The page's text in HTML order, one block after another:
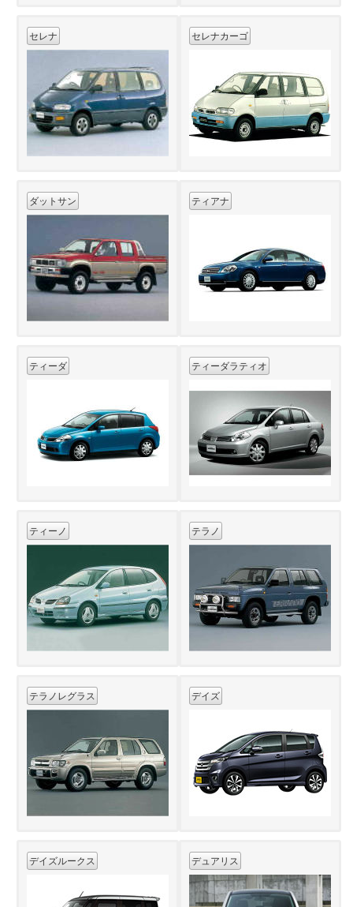
セレナ セレナカーゴ
ダットサン ティアナ
ティーダ ティーダラティオ
ティーノ テラノ
テラノレグラス デイズ
デイズルークス デュアリス